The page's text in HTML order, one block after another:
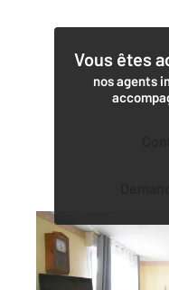
Vous êtes
nos agents
BELLERIVE SUR
200 m2
, 7 pièces
Ref : 535